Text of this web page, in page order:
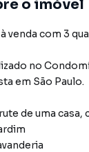
o imóvel
venda com 3
no
em São Paulo.
de uma casa,